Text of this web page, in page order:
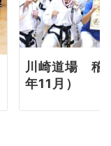
川崎道場 稽
年11月）